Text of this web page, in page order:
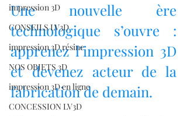
impression 3D
CONSEILS LV3D
impression 3D résine
NOS OBJETS 3D
impression 3D en ligne
CONCESSION LV3D
Une nouvelle ère
technologique s’ouvre :
apprenez l’impression 3D
et devenez acteur de la
fabrication de demain.